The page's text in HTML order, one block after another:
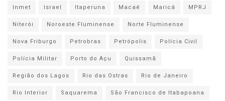
Inmet
Israel Itaperuna Macaé Maricá
MPRJ
Niterói
Noroeste Fluminense
Norte Fluminense
Nova Friburgo
Petrobras Petrópolis
Polícia Civil
Polícia Militar
Porto do Açu
Quissamã
Região dos Lagos
Rio das Ostras
Rio de Janeiro
Rio Interior
Saquarema
São Francisco de Itabapoana